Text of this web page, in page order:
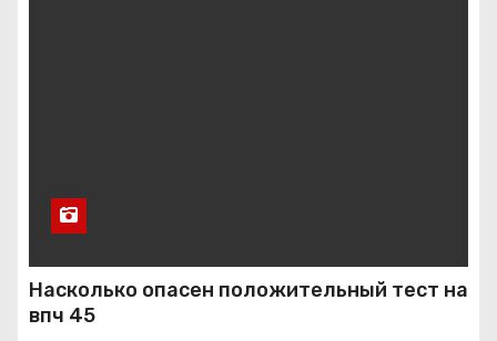
Насколько опасен положительный тест на
впч 45